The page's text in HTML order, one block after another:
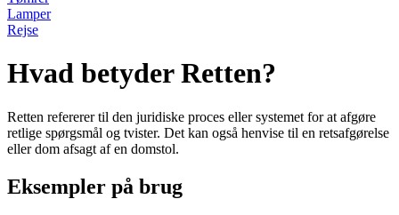
Lamper
Rejse
Hvad betyder Retten?
Retten refererer til den juridiske proces eller systemet for at afgøre
retlige spørgsmål og tvister. Det kan også henvise til en retsafgørelse
eller dom afsagt af en domstol.
Eksempler på brug